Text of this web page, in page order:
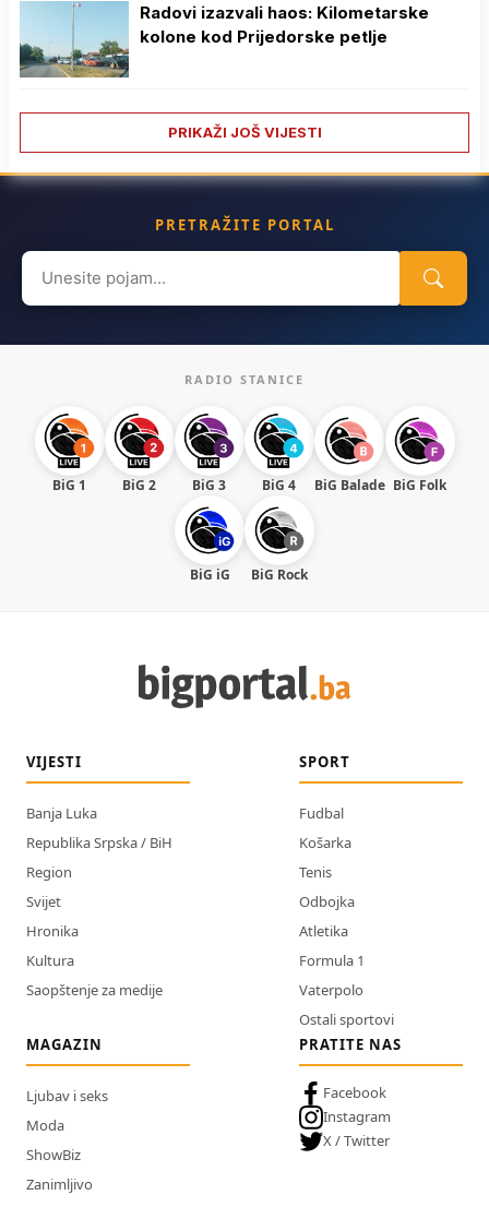
Radovi izazvali haos: Kilometarske
kolone kod Prijedorske petlje
PRIKAŽI JOŠ VIJESTI
PRETRAŽITE PORTAL
Search
for:
RADIO STANICE
BiG 1 BiG 2 BiG 3 BiG 4 BiG Balade BiG Folk
BiG iG BiG Rock
VIJESTI
Banja Luka
Republika Srpska / BiH
Region
Svijet
Hronika
Kultura
Saopštenje za medije
SPORT
Fudbal
Košarka
Tenis
Odbojka
Atletika
Formula 1
Vaterpolo
Ostali sportovi
MAGAZIN
Ljubav i seks
Moda
ShowBiz
Zanimljivo
PRATITE NAS
Facebook
Instagram
X / Twitter